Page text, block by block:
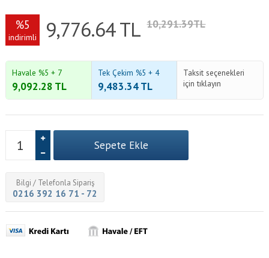
%5
indirimli 9,776.64TL 10,291.39TL
Havale %5 + 7
9,092.28 TL
Tek Çekim %5 + 4
9,483.34TL
Taksit seçenekleri
için tıklayın
Bilgi / Telefonla Sipariş
0216 392 16 71 - 72